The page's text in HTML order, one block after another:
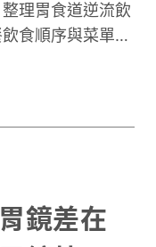
理胃食道逆流飲
食順序與菜單建
鏡差在